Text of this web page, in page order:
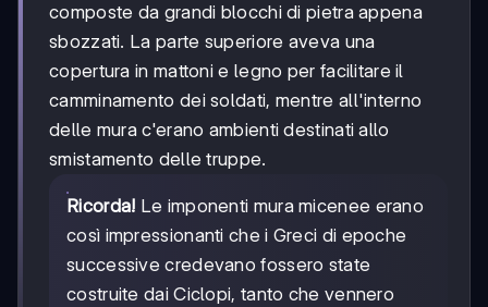
composte da grandi blocchi di pietra appena
sbozzati. La parte superiore aveva una
copertura in mattoni e legno per facilitare il
camminamento dei soldati, mentre all'interno
delle mura c'erano ambienti destinati allo
smistamento delle truppe.
Ricorda! Le imponenti mura micenee erano
così impressionanti che i Greci di epoche
successive credevano fossero state
costruite dai Ciclopi, tanto che vennero